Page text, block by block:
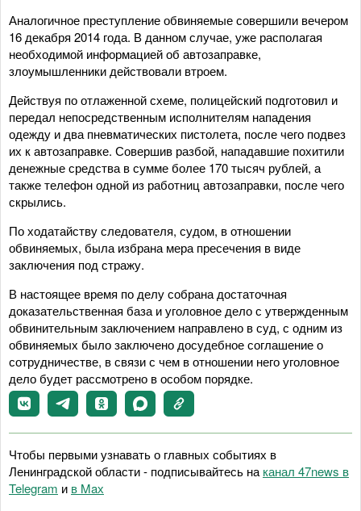
Аналогичное преступление обвиняемые совершили вечером
16 декабря 2014 года. В данном случае, уже располагая
необходимой информацией об автозаправке,
злоумышленники действовали втроем.
Действуя по отлаженной схеме, полицейский подготовил и
передал непосредственным исполнителям нападения
одежду и два пневматических пистолета, после чего подвез
их к автозаправке. Совершив разбой, нападавшие похитили
денежные средства в сумме более 170 тысяч рублей, а
также телефон одной из работниц автозаправки, после чего
скрылись.
По ходатайству следователя, судом, в отношении
обвиняемых, была избрана мера пресечения в виде
заключения под стражу.
В настоящее время по делу собрана достаточная
доказательственная база и уголовное дело с утвержденным
обвинительным заключением направлено в суд, с одним из
обвиняемых было заключено досудебное соглашение о
сотрудничестве, в связи с чем в отношении него уголовное
дело будет рассмотрено в особом порядке.
Чтобы первыми узнавать о главных событиях в
Ленинградской области - подписывайтесь на канал 47news в
Telegram и в Maх